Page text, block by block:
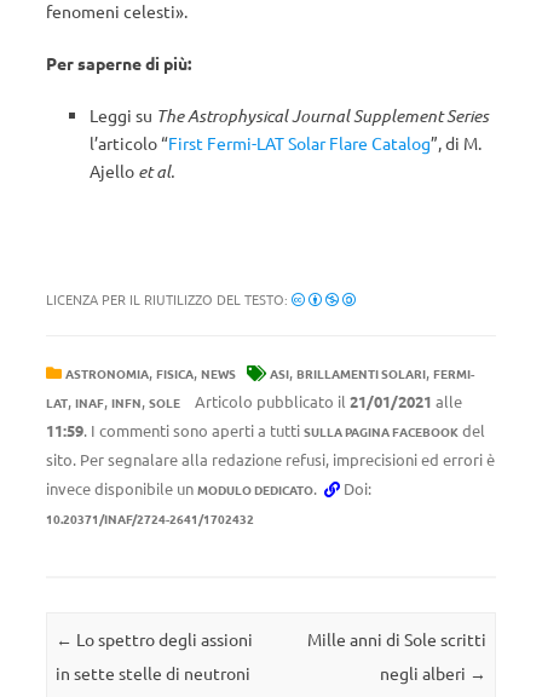
fenomeni celesti».
Per saperne di più:
Leggi su The Astrophysical Journal Supplement Series
l’articolo “First Fermi-LAT Solar Flare Catalog”, di M.
Ajello et al.
LICENZA PER IL RIUTILIZZO DEL TESTO:
ASTRONOMIA, FISICA, NEWS ASI, BRILLAMENTI SOLARI, FERMI-
LAT, INAF, INFN, SOLE Articolo pubblicato il 21/01/2021 alle
11:59. I commenti sono aperti a tutti SULLA PAGINA FACEBOOK del
sito. Per segnalare alla redazione refusi, imprecisioni ed errori è
invece disponibile un MODULO DEDICATO. Doi:
10.20371/INAF/2724-2641/1702432
Navigazione articolo
← Lo spettro degli assioni
in sette stelle di neutroni
Mille anni di Sole scritti
negli alberi →